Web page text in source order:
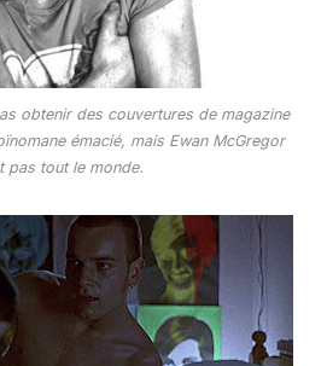
obtenir des couvertures de magazine
émacié, mais Ewan McGregor
pas tout le monde.